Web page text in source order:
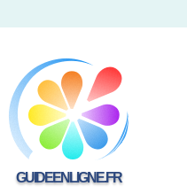
GUIDEENLIGNE.FR